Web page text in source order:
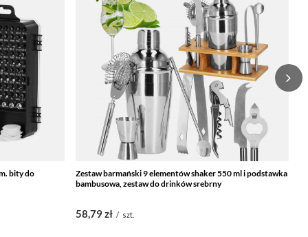
bity do
Zestaw barmański 9 elementów shaker 550 ml i podstawka
bambusowa, zestaw do drinków srebrny
58,79 zł / szt.